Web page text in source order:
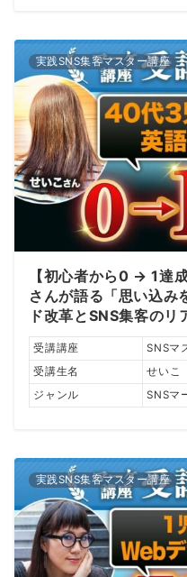
実践SNS集客マスター講座
【初心者から0 → 1達
さんが語る「思い込み
ド改革とSNS集客のリ
受講講座
SNSマ
受講生名
せいこ
ジャンル
SNSマ
実践SNS集客マスター講座